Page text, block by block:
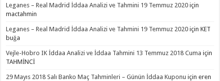
Leganes – Real Madrid İddaa Analizi ve Tahmini 19 Temmuz 2020 için
mactahmin
Leganes – Real Madrid İddaa Analizi ve Tahmini 19 Temmuz 2020 içinKET
buğa
Vejle-Hobro IK İddaa Analizi ve İddaa Tahmini 13 Temmuz 2018 Cuma için
TAHMİNCİ
29 Mayıs 2018 Salı Banko Maç Tahminleri – Günün İddaa Kuponu içineren